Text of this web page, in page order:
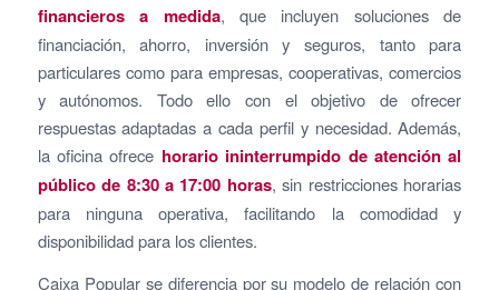
financieros a medida, que incluyen soluciones de
financiación, ahorro, inversión y seguros, tanto para
particulares como para empresas, cooperativas, comercios
y autónomos. Todo ello con el objetivo de ofrecer
respuestas adaptadas a cada perfil y necesidad. Además,
la oficina ofrece horario ininterrumpido de atención al
público de 8:30 a 17:00 horas, sin restricciones horarias
para ninguna operativa, facilitando la comodidad y
disponibilidad para los clientes.
Caixa Popular se diferencia por su modelo de relación con